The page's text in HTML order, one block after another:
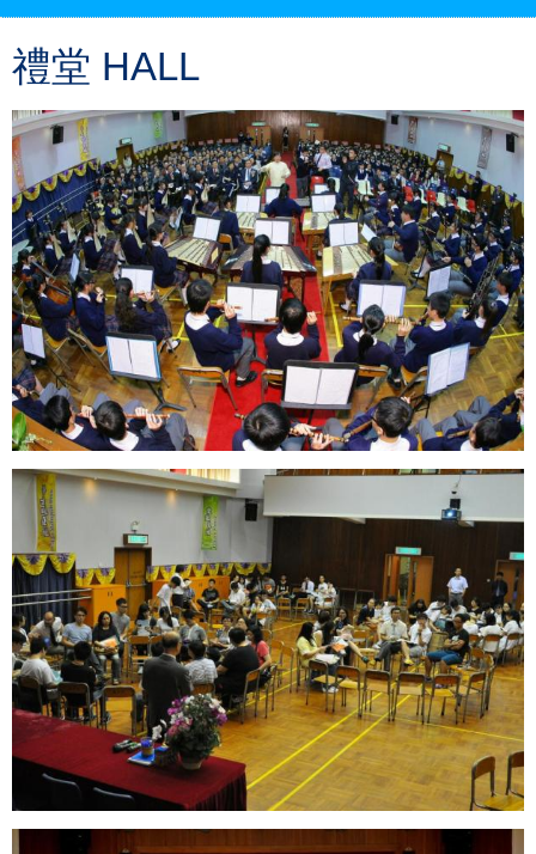
禮堂 HALL